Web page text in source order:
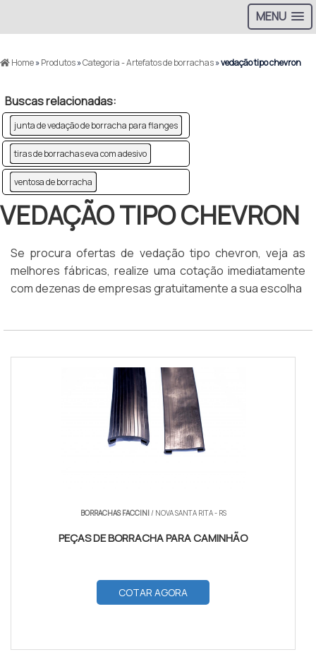
MENU
Home»Produtos»Categoria - Artefatos de borrachas»vedação tipo chevron
Buscas relacionadas:
junta de vedação de borracha para flanges
tiras de borrachas eva com adesivo
ventosa de borracha
VEDAÇÃO TIPO CHEVRON
Se procura ofertas de vedação tipo chevron, veja as
melhores fábricas, realize uma cotação imediatamente
com dezenas de empresas gratuitamente a sua escolha
BORRACHAS FACCINI/ NOVA SANTA RITA - RS
PEÇAS DE BORRACHA PARA CAMINHÃO
COTAR AGORA